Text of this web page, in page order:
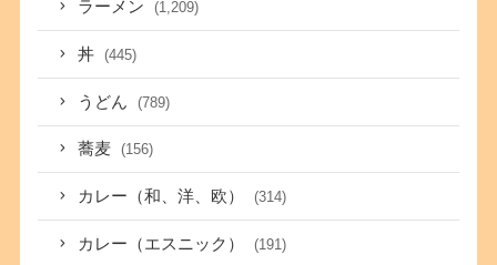
ラーメン (1,209)
丼 (445)
うどん (789)
蕎麦 (156)
カレー（和、洋、欧） (314)
カレー（エスニック） (191)